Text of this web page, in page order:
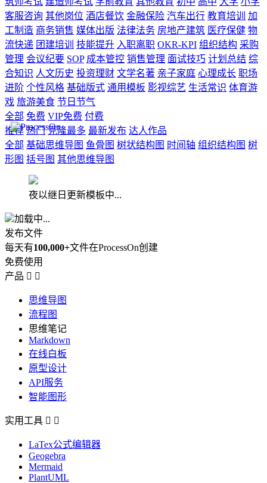
客服咨询 其他岗位 酒店餐饮 金融保险 汽车出行 教育培训
加
工制造 商务销售 媒体出版 法律法务 房地产建筑 医疗保健 物
流快递 团建培训 技能提升 入职离职 OKR-KPI 组织结构 采购
管理 会议纪要 SOP 成本管控 销售管理 面试技巧 计划总结 综
合知识 人文历史 投资理财 文学名著 亲子家庭 心理成长 职场
进阶 个性风格 基础版式 通用模板 影视综艺 生活常识 体育游
戏 旅游美食 节日节气
全部 免费 VIP免费 付费
推荐 热门 克隆最多 最新发布 达人作品
全部 基础思维导图 鱼骨图 树状结构图 时间轴 组织结构图 树
形图 括号图 其他思维导图
夜以继日更新模板中...
加载中...
发布文件
每天有100,000+文件在ProcessOn创建
免费使用
产品  
思维导图
流程图
思维笔记
Markdown
在线白板
原型设计
API服务
智能图形
实用工具  
LaTex公式编辑器
Geogebra
Mermaid
PlantUML